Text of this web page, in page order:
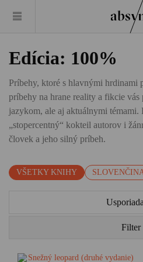
Edícia: 100%
Príbehy, ktoré s hlavnými hrdinami
príbehy na hrane reality a fikcie
jazykom, ale aj aktuálnymi témami.
„stopercentný“ kokteil autorov i
človek a jeho silný príbeh.
VŠETKY KNIHY
Filter